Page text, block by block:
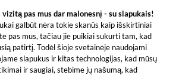
be siuntimo išlaidų
Į krepšelį
Visi produkto bruožai
pas mus dar malonesnį - su slapukais!
galbūt nėra tokie skanūs kaip išskirtiniai
pas mus, tačiau jie puikiai sukurti tam, kad
patirtį. Todėl šioje svetainėje naudojami
slapukus ir kitas technologijas, kad mūsų
ir saugiai, stebime jų našumą, kad